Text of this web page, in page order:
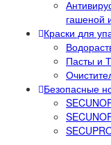
гашеной
Краски для
Пасты и
Безопасные